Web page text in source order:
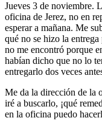
Jueves 3 de noviembre.
oficina de Jerez, no en
esperar a mañana. Me
qué no se hizo la
no me encontró porque
habían dicho que no lo
entregarlo dos veces
Me da la dirección de la
iré a buscarlo, ¡qué
en la oficina puedo